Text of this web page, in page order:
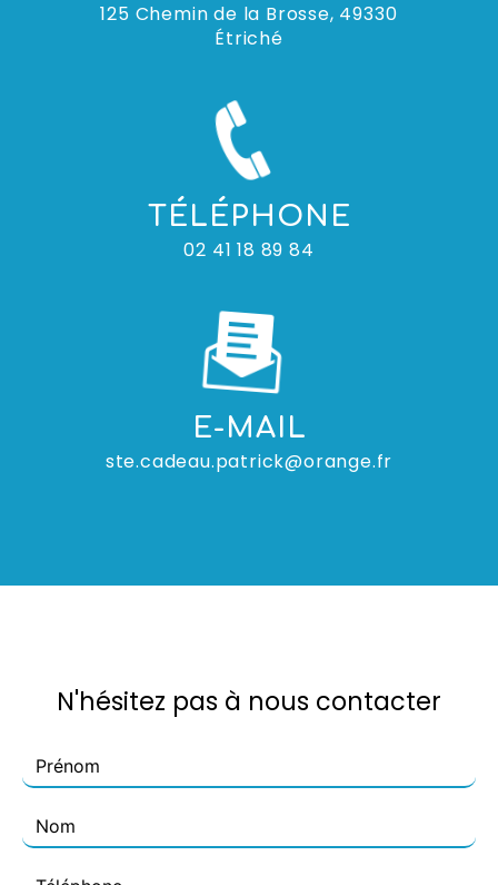
125 Chemin de la Brosse, 49330
Étriché
TÉLÉPHONE
02 41 18 89 84
E-MAIL
ste.cadeau.patrick@orange.fr
N'hésitez pas à nous contacter